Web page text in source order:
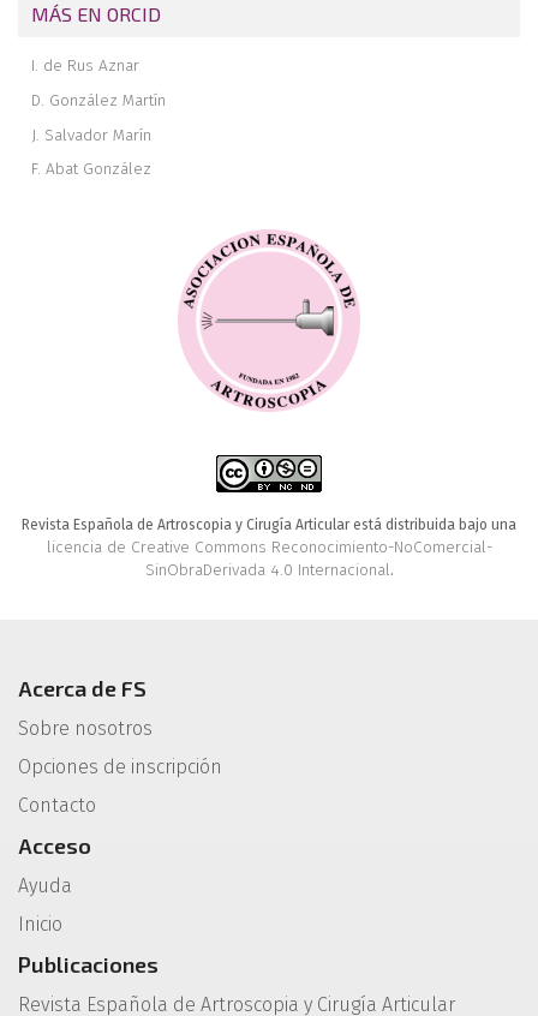
MÁS EN ORCID
I. de Rus Aznar
D. González Martín
J. Salvador Marín
F. Abat González
Revista Española de Artroscopia y Cirugía Articular está distribuida bajo una
licencia de Creative Commons Reconocimiento-NoComercial-
SinObraDerivada 4.0 Internacional.
Acerca de FS
Sobre nosotros
Opciones de inscripción
Contacto
Acceso
Ayuda
Inicio
Publicaciones
Revista Española de Artroscopia y Cirugía Articular